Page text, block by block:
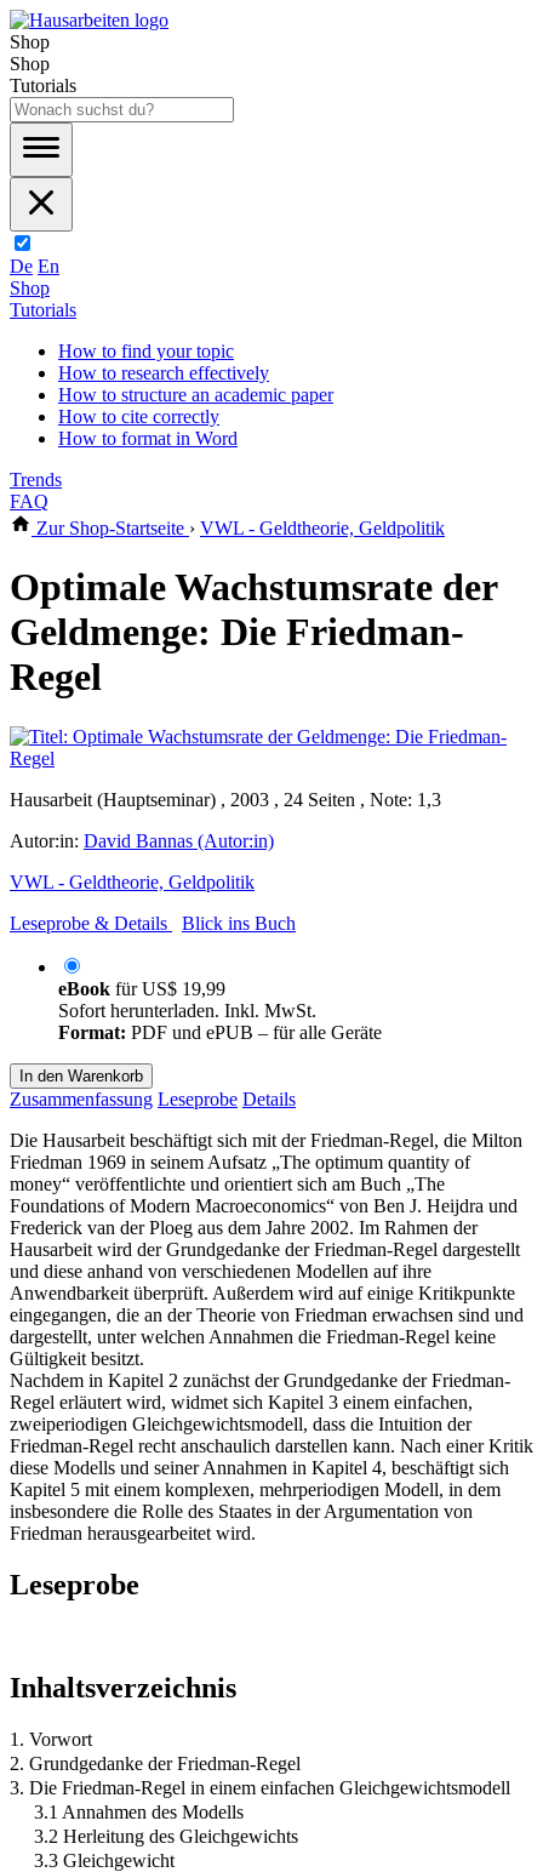
Shop
Shop
Tutorials
De En
Shop
Tutorials
How to find your topic
How to research effectively
How to structure an academic paper
How to cite correctly
How to format in Word
Trends
FAQ
Zur Shop-Startseite › VWL - Geldtheorie, Geldpolitik
Optimale Wachstumsrate der
Geldmenge: Die Friedman-
Regel
Hausarbeit (Hauptseminar) , 2003 , 24 Seiten , Note: 1,3
Autor:in: David Bannas (Autor:in)
VWL - Geldtheorie, Geldpolitik
Leseprobe & Details
Blick ins Buch
eBook fürUS$ 19,99
Sofort herunterladen. Inkl. MwSt.
Format: PDF und ePUB – für alle Geräte
In den Warenkorb
Zusammenfassung Leseprobe Details
Die Hausarbeit beschäftigt sich mit der Friedman-Regel, die Milton
Friedman 1969 in seinem Aufsatz „The optimum quantity of
money“ veröffentlichte und orientiert sich am Buch „The
Foundations of Modern Macroeconomics“ von Ben J. Heijdra und
Frederick van der Ploeg aus dem Jahre 2002. Im Rahmen der
Hausarbeit wird der Grundgedanke der Friedman-Regel dargestellt
und diese anhand von verschiedenen Modellen auf ihre
Anwendbarkeit überprüft. Außerdem wird auf einige Kritikpunkte
eingegangen, die an der Theorie von Friedman erwachsen sind und
dargestellt, unter welchen Annahmen die Friedman-Regel keine
Gültigkeit besitzt.
Nachdem in Kapitel 2 zunächst der Grundgedanke der Friedman-
Regel erläutert wird, widmet sich Kapitel 3 einem einfachen,
zweiperiodigen Gleichgewichtsmodell, dass die Intuition der
Friedman-Regel recht anschaulich darstellen kann. Nach einer Kritik
diese Modells und seiner Annahmen in Kapitel 4, beschäftigt sich
Kapitel 5 mit einem komplexen, mehrperiodigen Modell, in dem
insbesondere die Rolle des Staates in der Argumentation von
Friedman herausgearbeitet wird.
Leseprobe
Inhaltsverzeichnis
1. Vorwort
2. Grundgedanke der Friedman-Regel
3. Die Friedman-Regel in einem einfachen Gleichgewichtsmodell
3.1 Annahmen des Modells
3.2 Herleitung des Gleichgewichts
3.3 Gleichgewicht